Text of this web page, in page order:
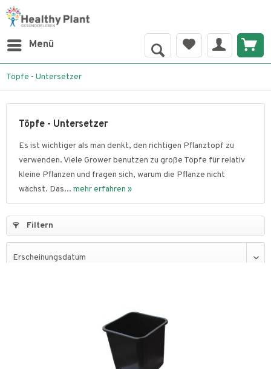
Menü
Töpfe - Untersetzer
Töpfe - Untersetzer
Es ist wichtiger als man denkt, den richtigen Pflanztopf zu
verwenden. Viele Grower benutzen zu große Töpfe für relativ
kleine Pflanzen und fragen sich, warum die Pflanze nicht
wächst. Das... mehr erfahren »
Filtern